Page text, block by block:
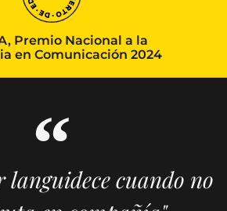
Premio Nacional a la
en Comunicación 2024
languidece cuando no